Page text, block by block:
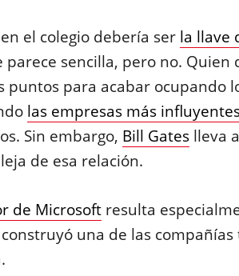
el colegio debería ser la llave
parece sencilla, pero no. Quien
para acabar ocupando
las empresas más
Sin embargo, Bill Gateslleva
de esa relación.
de Microsoftresulta
una de las compañías